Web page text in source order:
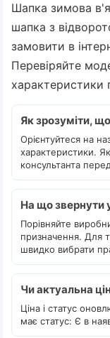
Шапка зимова
шапка з
замовити в
Перевіряйте
характеристики
Як зрозуміти,
Орієнтуйтеся на
характеристики.
консультанта
На що звернути
Порівняйте
призначення. Для
швидко вибрати
Чи актуальна
Ціна і статус
має статус: Є в